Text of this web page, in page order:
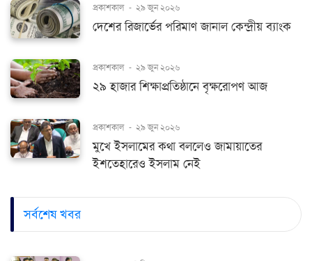
প্রকাশকাল - ২৯ জুন ২০২৬
দেশের রিজার্ভের পরিমাণ জানাল কেন্দ্রীয় ব্যাংক
প্রকাশকাল - ২৯ জুন ২০২৬
২৯ হাজার শিক্ষাপ্রতিষ্ঠানে বৃক্ষরোপণ আজ
প্রকাশকাল - ২৯ জুন ২০২৬
মুখে ইসলামের কথা বললেও জামায়াতের
ইশতেহারেও ইসলাম নেই
সর্বশেষ খবর